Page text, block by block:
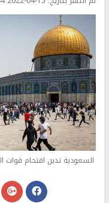
السعودية تدين اقتحام قوات